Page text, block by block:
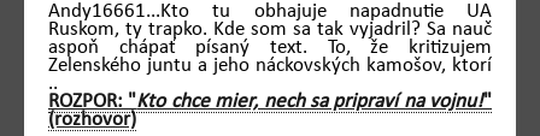
Andy16661...Kto tu obhajuje napadnutie UA
Ruskom, ty trapko. Kde som sa tak vyjadril? Sa nauč
aspoň chápať písaný text. To, že kritizujem
Zelenského juntu a jeho náckovských kamošov, ktorí
..
ROZPOR: "Kto chce mier, nech sa pripraví na vojnu!"
(rozhovor)